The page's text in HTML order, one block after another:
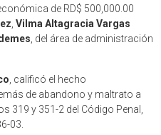
de RD$ 500,000.00
,Vilma Altagracia Vargas
, del área de administración
, calificó el hecho
de abandono y maltrato a
319 y 351-2 del Código Penal,
03.